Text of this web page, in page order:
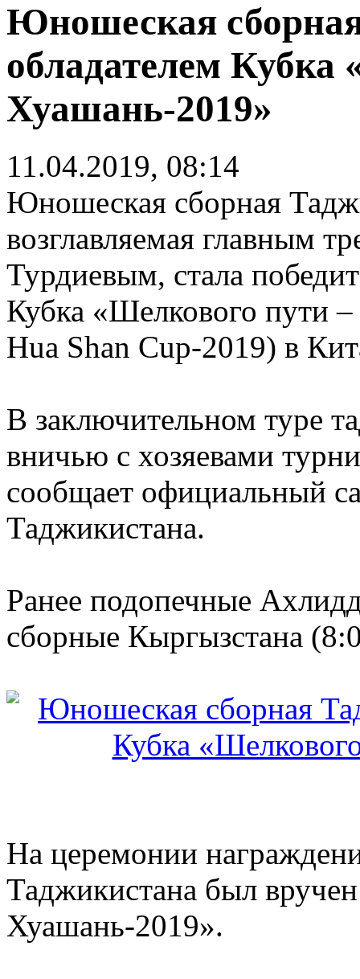
Юношеская
обладателем Кубка
Хуашань-2019»
11.04.2019, 08:14
Юношеская сборная
возглавляемая главным
Турдиевым, стала
Кубка «Шелкового пути
Hua Shan Cup-2019) в
В заключительном туре
вничью с хозяевами
сообщает официальный
Таджикистана.
Ранее подопечные
сборные Кыргызстана
На церемонии
Таджикистана был
Хуашань-2019».